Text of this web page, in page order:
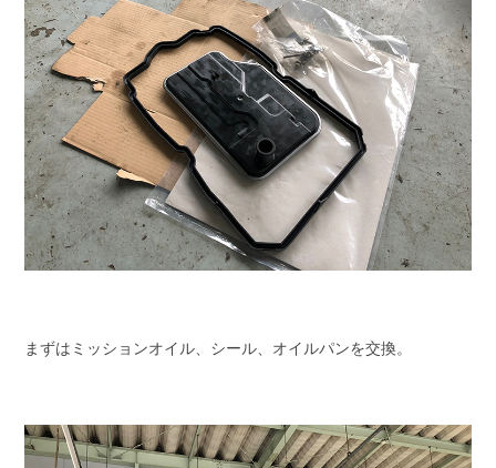
まずはミッションオイル、シール、オイルパンを交換。